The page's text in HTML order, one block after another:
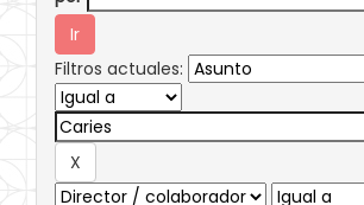
Filtros actuales: